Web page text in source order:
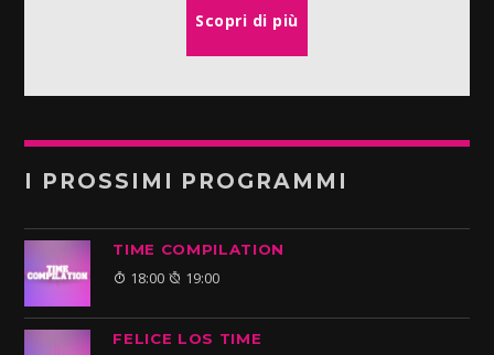
Scopri di più
I PROSSIMI PROGRAMMI
TIME COMPILATION
18:00 19:00
FELICE LOS TIME